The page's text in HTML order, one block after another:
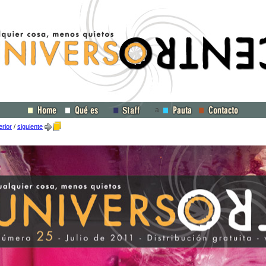
a
/ siguiente